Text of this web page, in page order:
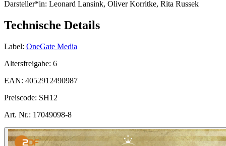
Darsteller*in: Leonard Lansink, Oliver Korritke, Rita Russek
Technische Details
Label: OneGate Media
Altersfreigabe: 6
EAN: 4052912490987
Preiscode: SH12
Art. Nr.: 17049098-8